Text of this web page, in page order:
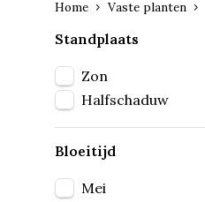
Home Vaste planten
Standplaats
Zon
Halfschaduw
Bloeitijd
Mei